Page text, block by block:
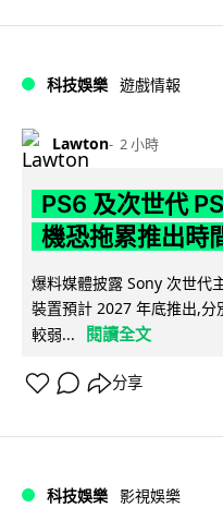
科技娛樂 遊戲情報
Lawton 2 小時
PS6 及次世代
機恐拖累推出時
爆料媒體披露 Sony 次世代
裝置預計 2027 年底推出,
較弱...
閱讀全文
分享
科技娛樂 影視娛樂